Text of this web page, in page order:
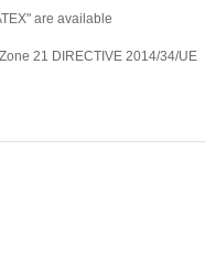
are available
21 DIRECTIVE 2014/34/UE